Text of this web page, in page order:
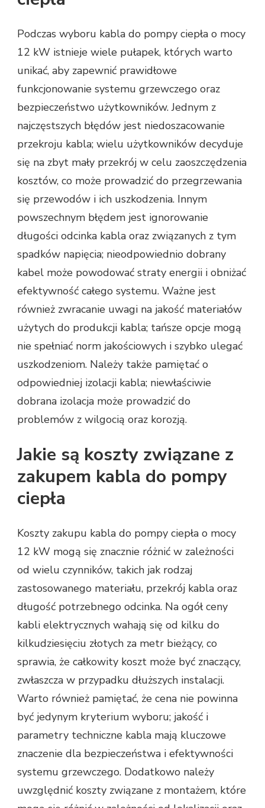
Podczas wyboru kabla do pompy ciepła o mocy
12 kW istnieje wiele pułapek, których warto
unikać, aby zapewnić prawidłowe
funkcjonowanie systemu grzewczego oraz
bezpieczeństwo użytkowników. Jednym z
najczęstszych błędów jest niedoszacowanie
przekroju kabla; wielu użytkowników decyduje
się na zbyt mały przekrój w celu zaoszczędzenia
kosztów, co może prowadzić do przegrzewania
się przewodów i ich uszkodzenia. Innym
powszechnym błędem jest ignorowanie
długości odcinka kabla oraz związanych z tym
spadków napięcia; nieodpowiednio dobrany
kabel może powodować straty energii i obniżać
efektywność całego systemu. Ważne jest
również zwracanie uwagi na jakość materiałów
użytych do produkcji kabla; tańsze opcje mogą
nie spełniać norm jakościowych i szybko ulegać
uszkodzeniom. Należy także pamiętać o
odpowiedniej izolacji kabla; niewłaściwie
dobrana izolacja może prowadzić do
problemów z wilgocią oraz korozją.
Jakie są koszty związane z
zakupem kabla do pompy
ciepła
Koszty zakupu kabla do pompy ciepła o mocy
12 kW mogą się znacznie różnić w zależności
od wielu czynników, takich jak rodzaj
zastosowanego materiału, przekrój kabla oraz
długość potrzebnego odcinka. Na ogół ceny
kabli elektrycznych wahają się od kilku do
kilkudziesięciu złotych za metr bieżący, co
sprawia, że całkowity koszt może być znaczący,
zwłaszcza w przypadku dłuższych instalacji.
Warto również pamiętać, że cena nie powinna
być jedynym kryterium wyboru; jakość i
parametry techniczne kabla mają kluczowe
znaczenie dla bezpieczeństwa i efektywności
systemu grzewczego. Dodatkowo należy
uwzględnić koszty związane z montażem, które